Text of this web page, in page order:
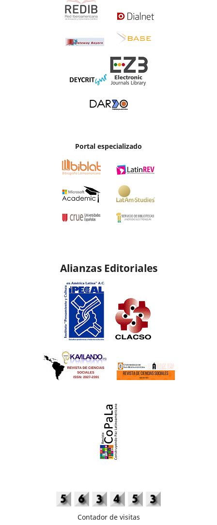
Portal especializado
Alianzas Editoriales
Contador de visitas